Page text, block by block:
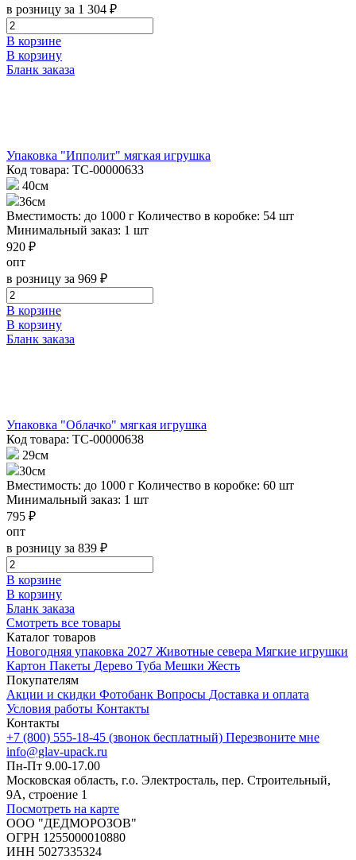
в розницу за 1 304 ₽
В корзине
В корзину
Бланк заказа
Упаковка "Ипполит" мягкая игрушка
Код товара: ТС-00000633
40см
36см
Вместимость: до 1000 г Количество в коробке: 54 шт
Минимальный заказ: 1 шт
920 ₽
опт
в розницу за 969 ₽
В корзине
В корзину
Бланк заказа
Упаковка "Облачко" мягкая игрушка
Код товара: ТС-00000638
29см
30см
Вместимость: до 1000 г Количество в коробке: 60 шт
Минимальный заказ: 1 шт
795 ₽
опт
в розницу за 839 ₽
В корзине
В корзину
Бланк заказа
Смотреть все товары
Каталог товаров
Новогодняя упаковка 2027 Животные севера Мягкие игрушки
Картон Пакеты Дерево Туба Мешки Жесть
Покупателям
Акции и скидки Фотобанк Вопросы Доставка и оплата
Условия работы Контакты
Контакты
+7 (800) 555-18-45 (звонок бесплатный) Перезвоните мне
info@glav-upack.ru
Пн-Пт 9.00-17.00
Московская область, г.о. Электросталь, пер. Строительный,
9А, строение 1
Посмотреть на карте
ООО "ДЕДМОРОЗОВ"
ОГРН 1255000010880
ИНН 5027335324